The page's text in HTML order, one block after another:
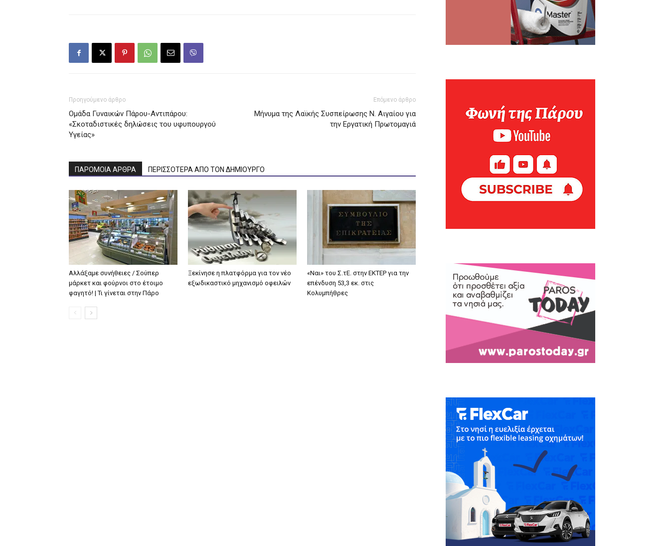
Προηγούμενο άρθρο
Ομάδα Γυναικών Πάρου-Αντιπάρου:
«Σκοταδιστικές δηλώσεις του υφυπουργού
Υγείας»
Επόμενο άρθρο
Μήνυμα της Λαϊκής Συσπείρωσης Ν. Αιγαίου για
την Εργατική Πρωτομαγιά
ΠΑΡΟΜΟΙΑ ΑΡΘΡΑ ΠΕΡΙΣΣΟΤΕΡΑ ΑΠΟ ΤΟΝ ΔΗΜΙΟΥΡΓΟ
Αλλάξαμε συνήθειες / Σούπερ
μάρκετ και φούρνοι στο έτοιμο
φαγητό! | Τι γίνεται στην Πάρο
Ξεκίνησε η πλατφόρμα για τον νέο
εξωδικαστικό μηχανισμό οφειλών
«Ναι» του Σ.τΕ. στην ΕΚΤΕΡ για την
επένδυση 53,3 εκ. στις
Κολυμπήθρες